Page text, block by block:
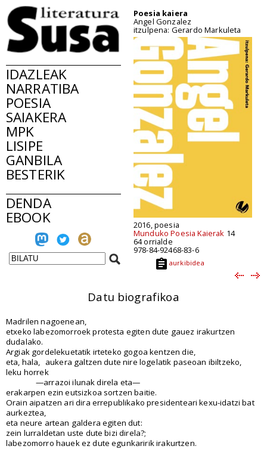
IDAZLEAK
NARRATIBA
POESIA
SAIAKERA
MPK
LISIPE
GANBILA
BESTERIK
DENDA
EBOOK
Poesia kaiera
Angel Gonzalez
itzulpena: Gerardo Markuleta
2016, poesia
Munduko Poesia Kaierak 14
64 orrialde
978-84-92468-83-6
aurkibidea
Datu biografikoa
Madrilen nagoenean,
etxeko labezomorroek protesta egiten dute gauez irakurtzen
dudalako.
Argiak gordelekuetatik irteteko gogoa kentzen die,
eta, hala, aukera galtzen dute nire logelatik paseoan ibiltzeko,
leku horrek
—arrazoi ilunak direla eta—
erakarpen ezin eutsizkoa sortzen baitie.
Orain aipatzen ari dira errepublikako presidenteari kexu-idatzi bat
aurkeztea,
eta neure artean galdera egiten dut:
zein lurraldetan uste dute bizi direla?;
labezomorro hauek ez dute egunkaririk irakurtzen.